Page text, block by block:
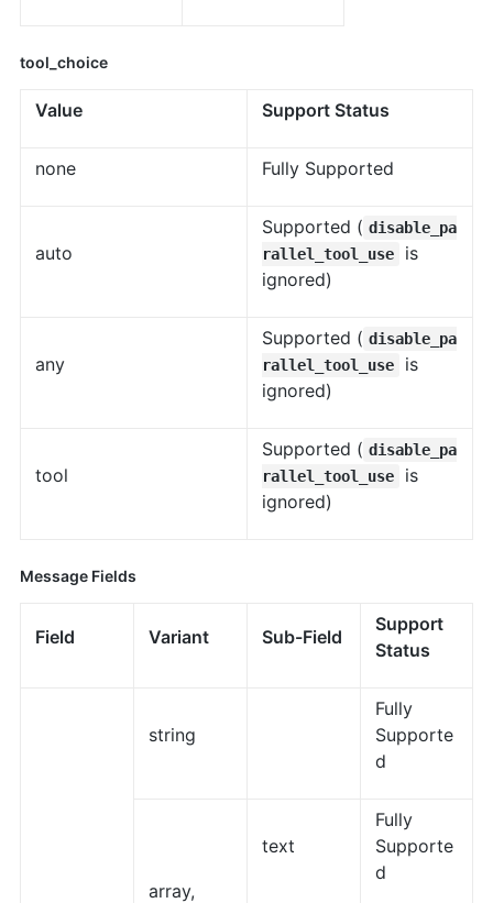
tool_choice
Value Support Status
none Fully Supported
auto
Supported ( disable_pa
rallel_tool_use
is
ignored)
any
Supported ( disable_pa
rallel_tool_use
is
ignored)
tool
Supported ( disable_pa
rallel_tool_use
is
ignored)
Message Fields
Field Variant Sub-Field
Support
Status
string
Fully
Supporte
d
array,
text
Fully
Supporte
d